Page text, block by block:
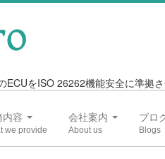
ECUをISO 26262機能安全に準拠
内容 会社案内 ブロ